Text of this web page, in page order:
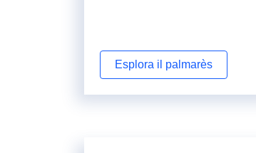
Esplora il palmarès